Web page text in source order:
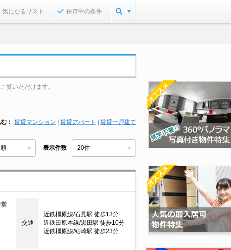
気になるリスト 保存中の条件
覧いただけます。
む 賃貸マンション 賃貸アパート 賃貸一戸建て
表示件数
堂
交通
近鉄橿原線/石見駅 徒歩13分
近鉄田原本線/黒田駅 徒歩10分
近鉄橿原線/結崎駅 徒歩23分